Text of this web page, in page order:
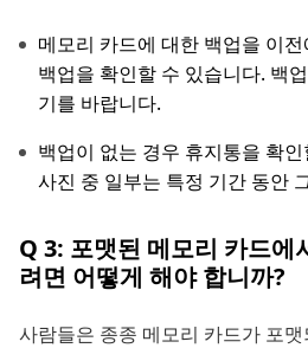
메모리 카드에 대한 백업을 이
백업을 확인할 수 있습니다. 백
기를 바랍니다.
백업이 없는 경우 휴지통을 확
사진 중 일부는 특정 기간 동안
Q 3: 포맷된 메모리 카드에
려면 어떻게 해야 합니까?
사람들은 종종 메모리 카드가 포